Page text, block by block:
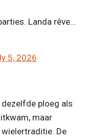
Landa rêve…
5, 2026
ploeg als
maar
De